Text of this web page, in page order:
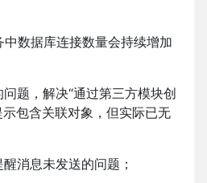
数据库连接数量会持续增加
题，解决“通过第三方模块创
包含关联对象，但实际已无
消息未发送的问题；